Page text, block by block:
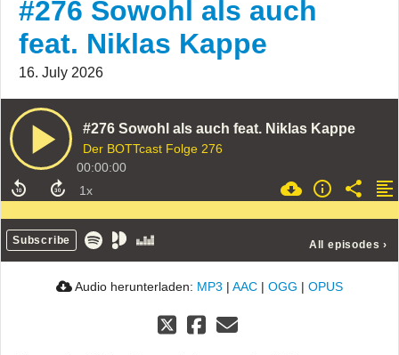
#276 Sowohl als auch
feat. Niklas Kappe
16. July 2026
#276 Sowohl als auch feat. Niklas Kappe
Der BOTTcast Folge 276
00:00:00
Subscribe All episodes ›
Audio herunterladen: MP3 | AAC | OGG | OPUS